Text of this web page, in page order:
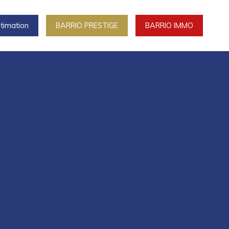
BARRIO PRESTIGE BARRIO IMMO